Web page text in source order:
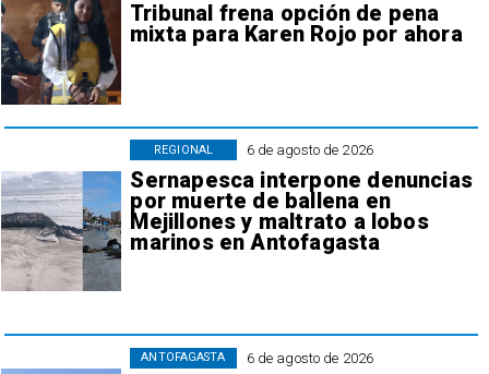
Tribunal frena opción de pena
mixta para Karen Rojo por ahora
6 de agosto de 2026
Sernapesca interpone denuncias
por muerte de ballena en
Mejillones y maltrato a lobos
marinos en Antofagasta
REGIONAL
6 de agosto de 2026
ANTOFAGASTA